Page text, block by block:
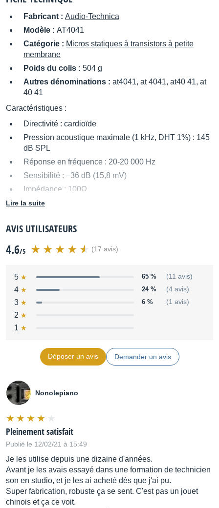
Fabricant : Audio-Technica
Modèle : AT4041
Catégorie : Micros statiques à transistors à petite
membrane
Poids du colis : 504 g
Autres dénominations : at4041, at 4041, at40 41, at
40 41
Caractéristiques :
Directivité : cardioïde
Pression acoustique maximale (1 kHz, DHT 1%) : 145
dB SPL
Réponse en fréquence : 20-20 000 Hz
Sensibilité : –36 dB (15,8 mV)
Impédance : 100Ω
Rapport signal/bruit (1 kHz, 1 Pa) : 70 dB
Bruit : 24 dB SPL
Filtre passe-haut : 80 Hz, 12 dB/octave
Fourni avec : Coffret de protection, pince AT8405a et
Source : Audio-Technica
Distribué par
Lire la suite
AVIS UTILISATEURS
4.6/5 (17 avis)
5 65 % (11 avis)
4 24 % (4 avis)
3 6 % (1 avis)
2
1
Déposer un avis Demander un avis
Nonolepiano
Pleinement satisfait
Publié le 12/02/21 à 15:49
Je les utilise depuis une dizaine d'années.
Avant je les avais essayé dans une formation de technicien
son en studio, et je les ai acheté dès que j'ai pu.
Super fabrication, robuste ça se sent. C'est pas un jouet
chinois et ça ce voit.